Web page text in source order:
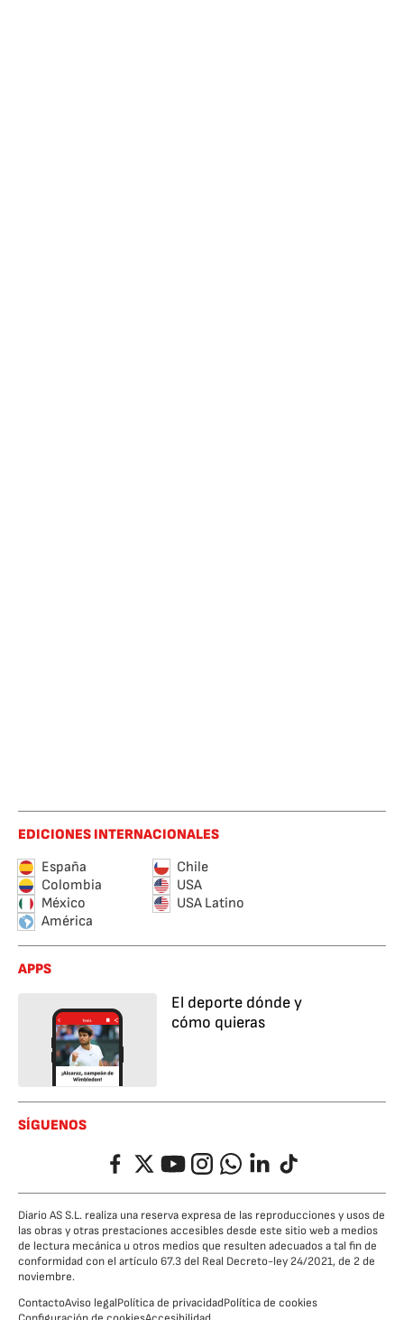
EDICIONES INTERNACIONALES
España
Chile
Colombia
USA
México
USA Latino
América
APPS
El deporte dónde y
cómo quieras
SÍGUENOS
FacebookTwitterYouTubeInstagramWhatsappLinkedIn
TikTok
Diario AS S.L. realiza una reserva expresa de las reproducciones y usos de
las obras y otras prestaciones accesibles desde este sitio web a medios
de lectura mecánica u otros medios que resulten adecuados a tal fin de
conformidad con el artículo 67.3 del Real Decreto-ley 24/2021, de 2 de
noviembre.
ContactoAviso legalPolítica de privacidadPolítica de cookies